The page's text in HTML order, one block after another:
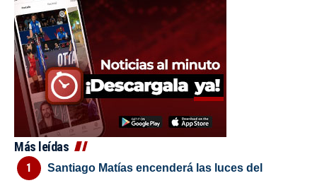
Más leídas
Santiago Matías encenderá las luces del